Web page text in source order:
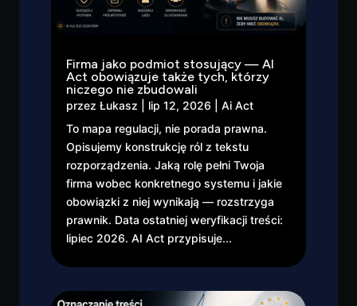
Firma jako podmiot stosujący — AI
Act obowiązuje także tych, którzy
niczego nie zbudowali
przez Łukasz lip 12, 2026
Ai Act
To mapa regulacji, nie porada prawna.
Opisujemy konstrukcję ról z tekstu
rozporządzenia. Jaką rolę pełni Twoja
firma wobec konkretnego systemu i jakie
obowiązki z niej wynikają — rozstrzyga
prawnik. Data ostatniej weryfikacji treści:
lipiec 2026. AI Act przypisuje...